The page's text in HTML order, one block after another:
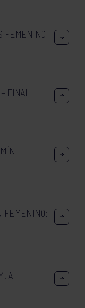
FEMENINO
FINAL
FEMENINO:
A